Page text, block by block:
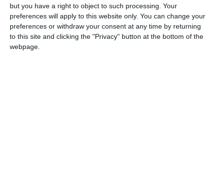
but you have a right to object to such processing. Your
preferences will apply to this website only. You can change your
preferences or withdraw your consent at any time by returning
to this site and clicking the "Privacy" button at the bottom of the
webpage.
Adaugă-ne ca sursă în Google